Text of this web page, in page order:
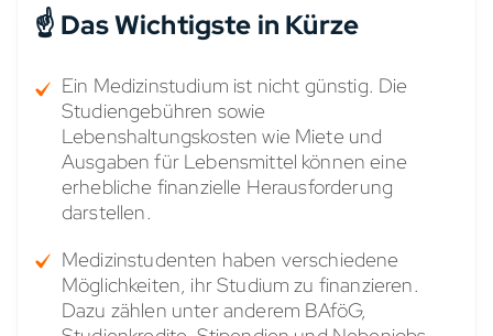
☝️ Das Wichtigste in Kürze
Ein Medizinstudium ist nicht günstig. Die
Studiengebühren sowie
Lebenshaltungskosten wie Miete und
Ausgaben für Lebensmittel können eine
erhebliche finanzielle Herausforderung
darstellen.
Medizinstudenten haben verschiedene
Möglichkeiten, ihr Studium zu finanzieren.
Dazu zählen unter anderem BAföG,